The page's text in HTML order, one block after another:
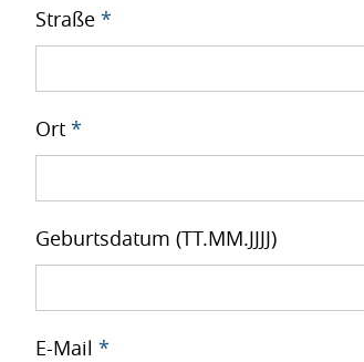
Straße *
Ort *
Geburtsdatum (TT.MM.JJJJ)
E-Mail *